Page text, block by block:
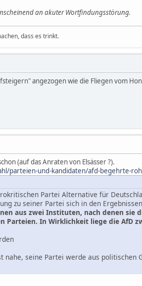
an akuter Wortfindungsstörung.
dass es trinkt.
angezogen wie die Fliegen vom
(auf das Anraten von Elsässer ?).
parteien-und-kandidaten/afd-begehrte-
Partei Alternative für
zu seiner Partei sich in den
aus zwei Instituten, nach denen sie
Parteien. In Wirklichkeit liege die AfD
nahe, seine Partei werde aus